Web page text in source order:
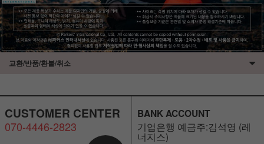
교환/반품/환불/취소
CUSTOMER CENTER
070-4446-2823
BANK ACCOUNT
기업은행 예금주:김석영 (레
너지스)